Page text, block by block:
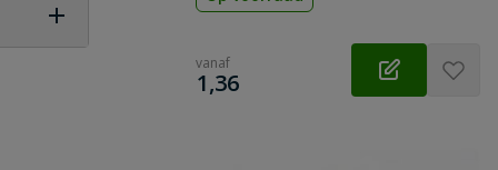
vanaf
€
1,36